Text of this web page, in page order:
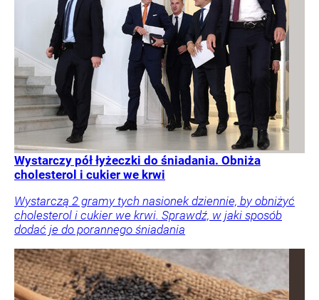
Wystarczy pół łyżeczki do śniadania. Obniża
cholesterol i cukier we krwi
Wystarczą 2 gramy tych nasionek dziennie, by obniżyć
cholesterol i cukier we krwi. Sprawdź, w jaki sposób
dodać je do porannego śniadania